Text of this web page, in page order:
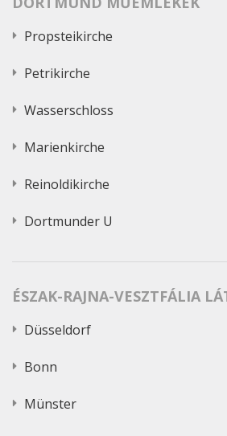
Propsteikirche
Petrikirche
Wasserschloss
Marienkirche
Reinoldikirche
Dortmunder U
ÉSZAK-RAJNA-VESZTFÁLIA
Düsseldorf
Bonn
Münster